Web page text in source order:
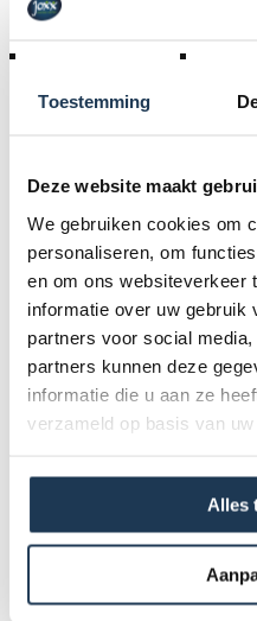
Toestemming
Deze website maakt
We gebruiken cookies om
personaliseren, om
en om ons websiteverkeer
informatie over uw gebruik
partners voor social
partners kunnen deze
informatie die u aan ze
verzameld op basis van
Alles